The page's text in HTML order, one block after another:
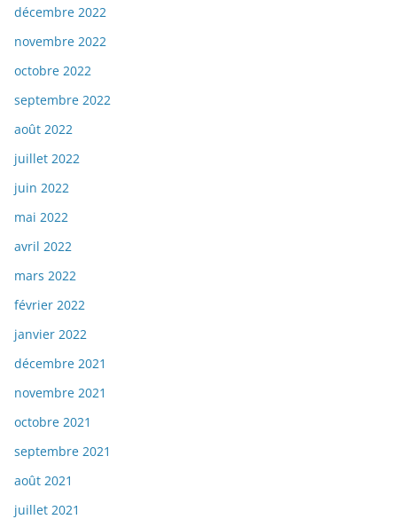
décembre 2022
novembre 2022
octobre 2022
septembre 2022
août 2022
juillet 2022
juin 2022
mai 2022
avril 2022
mars 2022
février 2022
janvier 2022
décembre 2021
novembre 2021
octobre 2021
septembre 2021
août 2021
juillet 2021